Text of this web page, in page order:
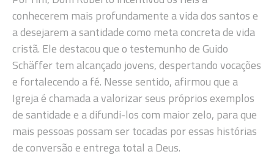
conhecerem mais profundamente a vida dos santos e
a desejarem a santidade como meta concreta de vida
cristã. Ele destacou que o testemunho de Guido
Schäffer tem alcançado jovens, despertando vocações
e fortalecendo a fé. Nesse sentido, afirmou que a
Igreja é chamada a valorizar seus próprios exemplos
de santidade e a difundi-los com maior zelo, para que
mais pessoas possam ser tocadas por essas histórias
de conversão e entrega total a Deus.